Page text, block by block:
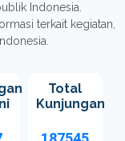
Indonesia.
terkait kegiatan,
Total
Kunjungan